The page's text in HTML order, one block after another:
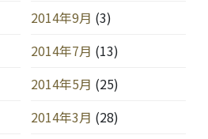
2014年9月 (3)
2014年7月 (13)
2014年5月 (25)
2014年3月 (28)